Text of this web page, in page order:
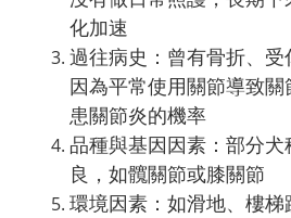
化加速
過往病史：曾有骨折、
因為平常使用關節導致
患關節炎的機率
品種與基因因素：部分
良，如髖關節或膝關節
環境因素：如滑地、樓